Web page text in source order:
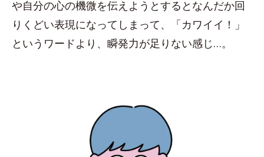
や自分の心の機微を伝えようとするとなんだか回
りくどい表現になってしまって、「カワイイ！」
というワードより、瞬発力が足りない感じ…。